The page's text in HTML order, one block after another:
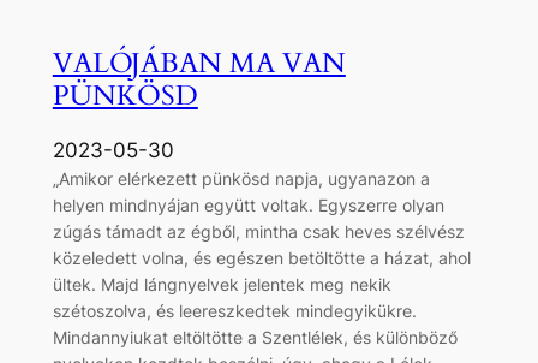
VALÓJÁBAN MA VAN
PÜNKÖSD
2023-05-30
„Amikor elérkezett pünkösd napja, ugyanazon a
helyen mindnyájan együtt voltak. Egyszerre olyan
zúgás támadt az égből, mintha csak heves szélvész
közeledett volna, és egészen betöltötte a házat, ahol
ültek. Majd lángnyelvek jelentek meg nekik
szétoszolva, és leereszkedtek mindegyikükre.
Mindannyiukat eltöltötte a Szentlélek, és különböző